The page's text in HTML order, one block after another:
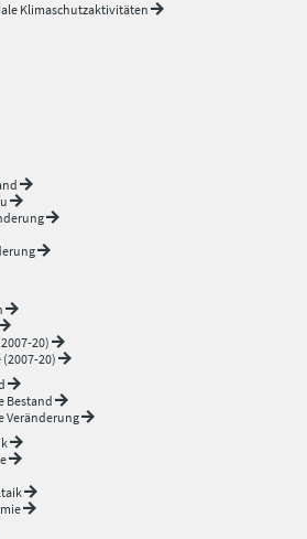
Klimaschutzaktivitäten
20)
20)
Bestand
Veränderung